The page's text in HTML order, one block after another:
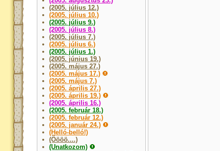
(2005. július 12.)
(2005. július 10.)
(2005. július 9.)
(2005. július 8.)
(2005. július 7.)
(2005. július 6.)
(2005. július 1.)
(2005. június 19.)
(2005. május 27.)
(2005. május 17.)
(2005. május 7.)
(2005. április 27.)
(2005. április 19.)
(2005. április 16.)
(2005. február 18.)
(2005. február 12.)
(2005. január 24.)
(Helló-belló!)
(Öööö....)
(Unatkozom)